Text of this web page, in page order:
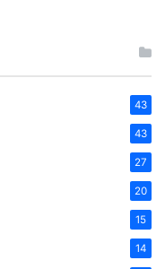
43
43
27
20
15
14